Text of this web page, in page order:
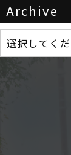
Archive